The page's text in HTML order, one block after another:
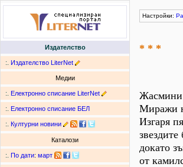
Издателство
:. Издателство LiterNet
Медии
:. Електронно списание LiterNet
:. Електронно списание БЕЛ
:. Културни новини
Каталози
:. По дати: март
Настройки:
* * *
Жасмини
Миражи
Изгаря
докато
от